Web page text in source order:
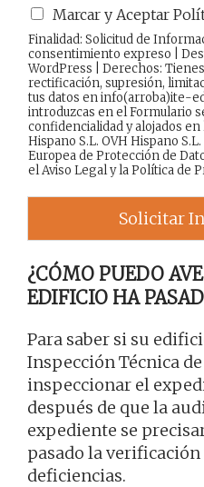
Marcar y Aceptar
Finalidad: Solicitud de
consentimiento expreso |
WordPress | Derechos:
rectificación, supresión,
tus datos en info(arroba)ite-
introduzcas en el Formulario
confidencialidad y alojados en
Hispano S.L. OVH Hispano
Europea de Protección de
elAviso Legaly laPolítica de
Solicitar
¿CÓMO PUEDO
EDIFICIO HA
Para saber si su
Inspección Técnica
inspeccionar el
después de que la
expediente se
pasado la
deficiencias.